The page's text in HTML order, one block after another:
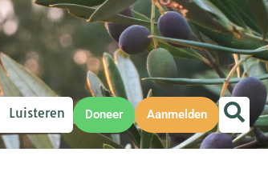
Luisteren Doneer Aanmelden